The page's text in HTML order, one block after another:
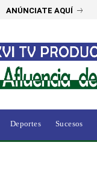
ANÚNCIATE AQUÍ
Deportes Sucesos